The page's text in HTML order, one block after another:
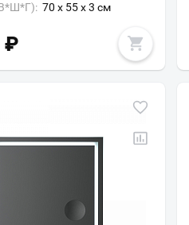
70 x 55 x 3 см
₽